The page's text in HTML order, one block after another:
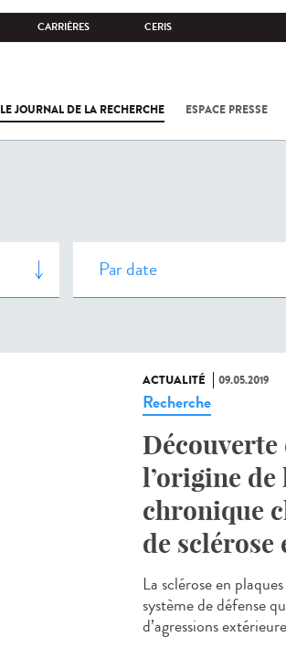
CARRIÈRES CERIS
LE JOURNAL DE LA RECHERCHE ESPACE PRESSE
ACTUALITÉ 09.05.2019
Recherche
Découverte
l’origine
chronique
de sclérose
La sclérose en
système de défense
d’agressions